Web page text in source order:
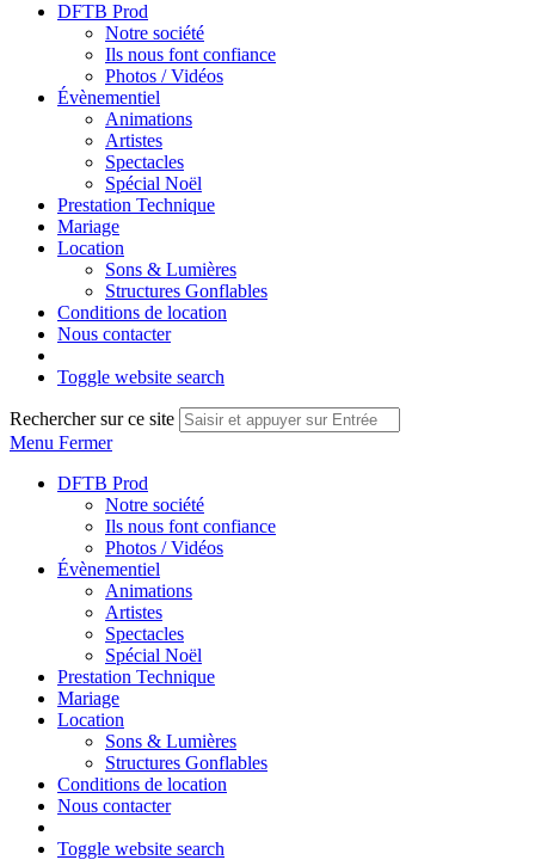
DFTB Prod
Notre société
Ils nous font confiance
Photos / Vidéos
Évènementiel
Animations
Artistes
Spectacles
Spécial Noël
Prestation Technique
Mariage
Location
Sons & Lumières
Structures Gonflables
Conditions de location
Nous contacter
Toggle website search
Rechercher sur ce site
Menu Fermer
DFTB Prod
Notre société
Ils nous font confiance
Photos / Vidéos
Évènementiel
Animations
Artistes
Spectacles
Spécial Noël
Prestation Technique
Mariage
Location
Sons & Lumières
Structures Gonflables
Conditions de location
Nous contacter
Toggle website search